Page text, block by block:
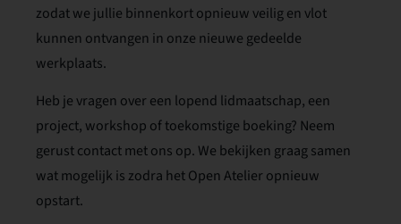
zodat we jullie binnenkort opnieuw veilig en vlot
kunnen ontvangen in onze nieuwe gedeelde
werkplaats.
Heb je vragen over een lopend lidmaatschap, een
project, workshop of toekomstige boeking? Neem
gerust contact met ons op. We bekijken graag samen
wat mogelijk is zodra het Open Atelier opnieuw
opstart.